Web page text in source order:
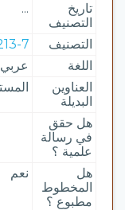
تاريخ
التصنيف
...
التصنيف
213-7 | باقي مجموعات
اللغة
عربي
العناوين
البديلة
هل حقق
في رسالة
علمية ؟
هل
المخطوط
مطبوع ؟
نعم